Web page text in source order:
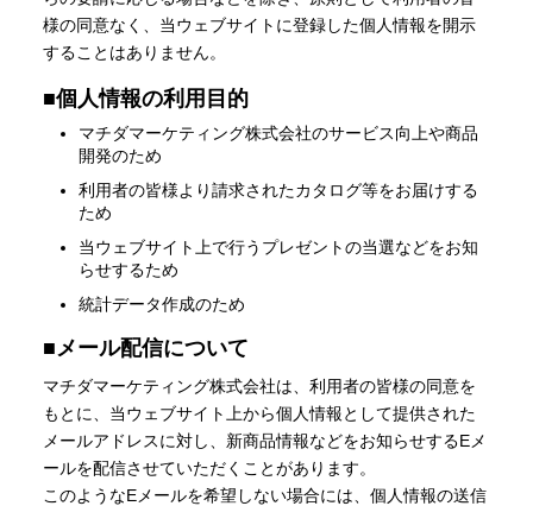
様の同意なく、当ウェブサイトに登録した個人情報を開示
することはありません。
■個人情報の利用目的
マチダマーケティング株式会社のサービス向上や商品
開発のため
利用者の皆様より請求されたカタログ等をお届けする
ため
当ウェブサイト上で行うプレゼントの当選などをお知
らせするため
統計データ作成のため
■ メール配信について
マチダマーケティング株式会社は、利用者の皆様の同意を
もとに、当ウェブサイト上から個人情報として提供された
メールアドレスに対し、新商品情報などをお知らせするEメ
ールを配信させていただくことがあります。
このようなEメールを希望しない場合には、個人情報の送信